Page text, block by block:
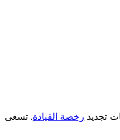
تجديد رخصة القيادة. تسعى